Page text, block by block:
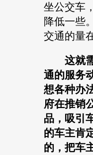
坐公交车
降低一些
交通的量
这就
通的服务
想各种办
府在推销
品，吸引
的车主肯
的，把车